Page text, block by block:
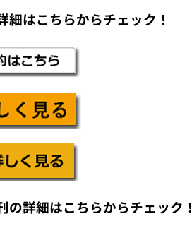
はこちらからチェック！
詳細はこちらからチェック！